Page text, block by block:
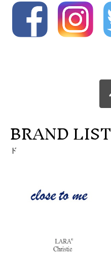
BRAND LIST
ド